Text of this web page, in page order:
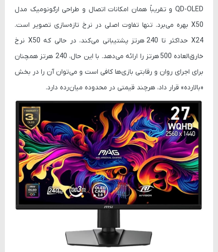
QD-OLED و تقریباً همان امکانات اتصال و طراحی ارگونومیک مدل
X50 بهره می‌برد. تنها تفاوت اصلی در نرخ تازه‌سازی تصویر است.
X24 حداکثر تا
240 هرتز
پشتیبانی می‌کند، در حالی که X50 نرخ
خارق‌العاده 500 هرتز
را ارائه می‌دهد. با این حال، 240 هرتز همچنان
برای اجرای روان و رقابتی بازی‌ها کافی است و می‌توان آن را در بخش
«بالارده» قرار داد، هرچند قیمتی در محدوده میان‌رده دارد.